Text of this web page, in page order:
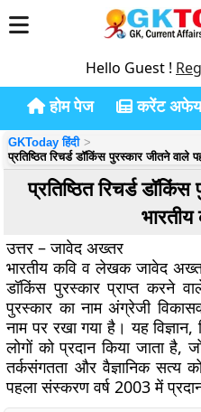
Hello Guest !
होम पेज करेंट
GKToday हिंदी
प्रतिष्ठित रिचर्ड डॉकिंस पुरस्कार जीतने वाले
प्रतिष्ठित रिचर्ड
उत्तर – जावेद अख्तर
भारतीय कवि व लेखक जावेद
डॉकिंस पुरस्कार प्राप्त करने
पुरस्कार का नाम अंग्रेजी
नाम पर रखा गया है। यह
लोगों को प्रदान किया जाता है,
तर्कसंगतता और वैज्ञानिक सत्य
पहला संस्करण वर्ष 2003 में